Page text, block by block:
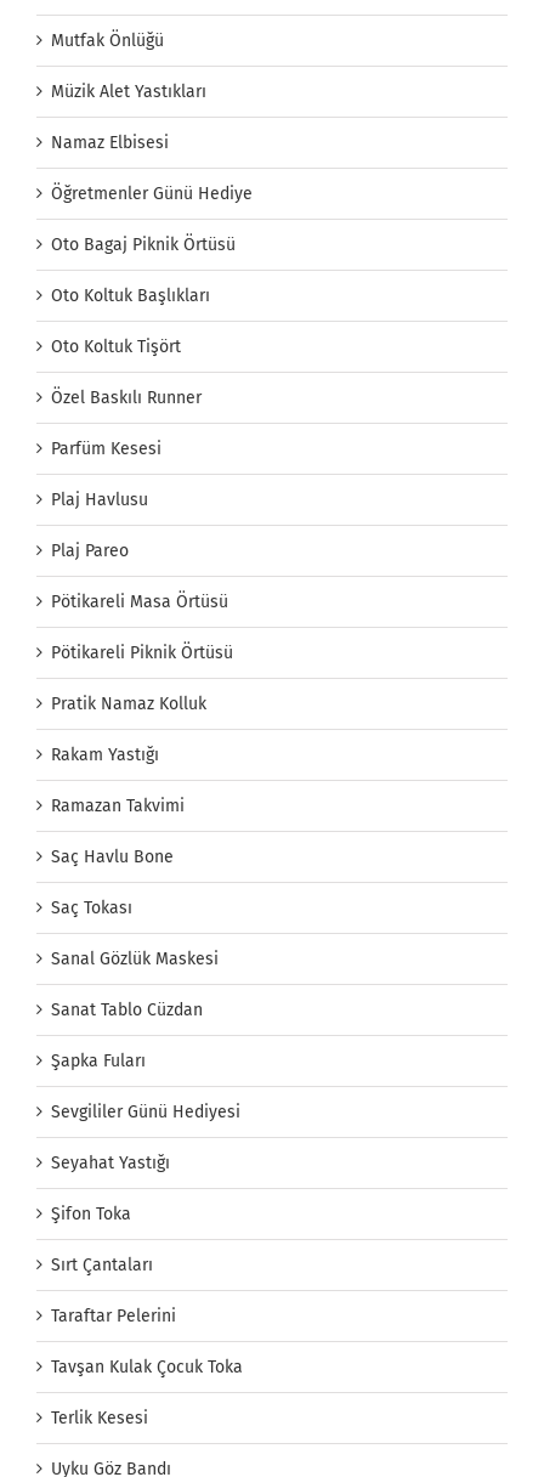
Mutfak Önlüğü
Müzik Alet Yastıkları
Namaz Elbisesi
Öğretmenler Günü Hediye
Oto Bagaj Piknik Örtüsü
Oto Koltuk Başlıkları
Oto Koltuk Tişört
Özel Baskılı Runner
Parfüm Kesesi
Plaj Havlusu
Plaj Pareo
Pötikareli Masa Örtüsü
Pötikareli Piknik Örtüsü
Pratik Namaz Kolluk
Rakam Yastığı
Ramazan Takvimi
Saç Havlu Bone
Saç Tokası
Sanal Gözlük Maskesi
Sanat Tablo Cüzdan
Şapka Fuları
Sevgililer Günü Hediyesi
Seyahat Yastığı
Şifon Toka
Sırt Çantaları
Taraftar Pelerini
Tavşan Kulak Çocuk Toka
Terlik Kesesi
Uyku Göz Bandı